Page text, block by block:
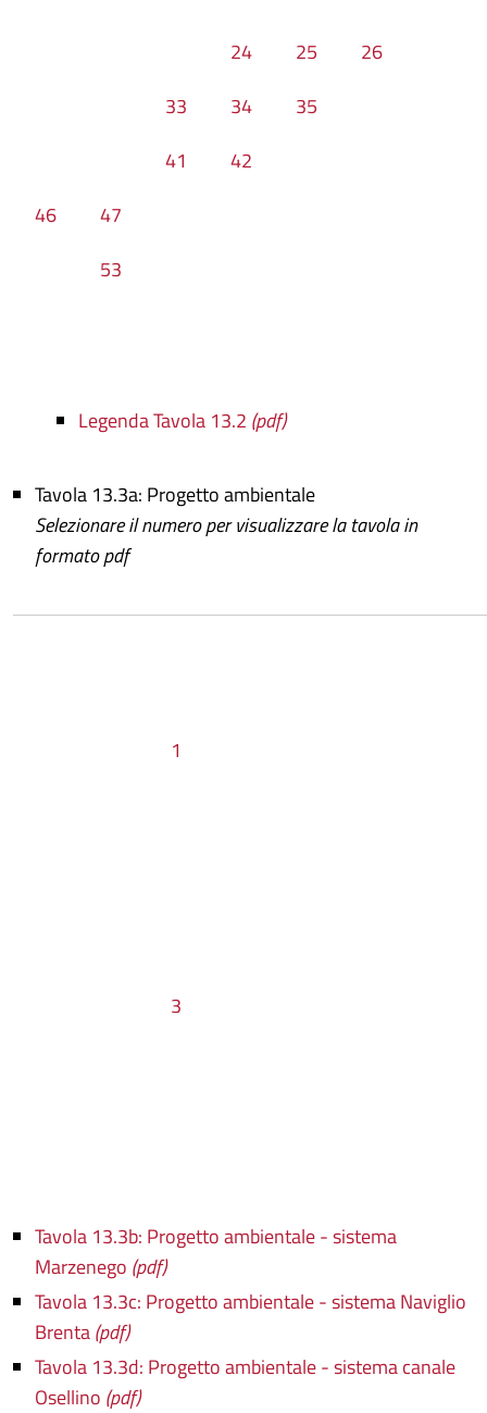
24 25
26
33
34
35
41
42
46
47
53
Legenda Tavola 13.2 (pdf)
Tavola 13.3a: Progetto ambientale
Selezionare il numero per visualizzare la tavola in
formato pdf
1
3
Tavola 13.3b: Progetto ambientale - sistema
Marzenego (pdf)
Tavola 13.3c: Progetto ambientale - sistema Naviglio
Brenta(pdf)
Tavola 13.3d: Progetto ambientale - sistema canale
Osellino (pdf)